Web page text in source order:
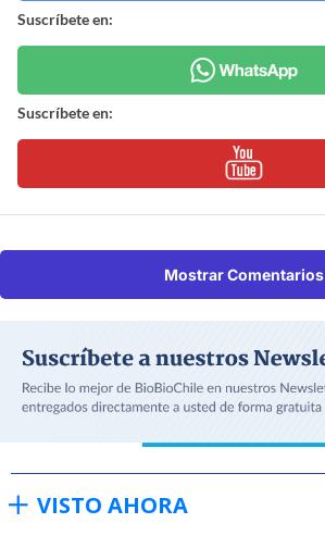
Suscríbete en:
Suscríbete en:
Mostrar Comentarios
VISTO AHORA